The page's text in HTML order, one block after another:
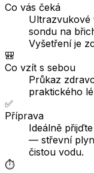
Co vás čeká
sondu na
Vyšetření je
🎒
Co vzít s sebou
Průkaz
praktického
✅
Příprava
Ideálně
— střevní
čistou vodu.
⏱️